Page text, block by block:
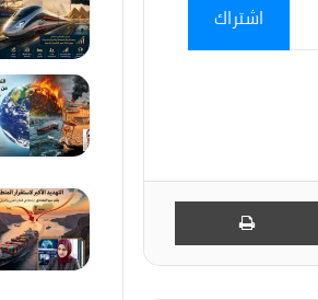
اشتراك